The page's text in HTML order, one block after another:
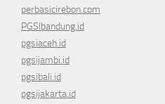
perbasicirebon.com
PGSIbandung.id
pgsiaceh.id
pgsijambi.id
pgsibali.id
pgsijakarta.id